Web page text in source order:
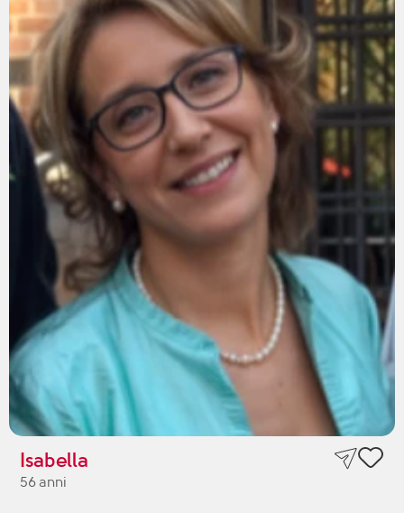
Isabella
56 anni